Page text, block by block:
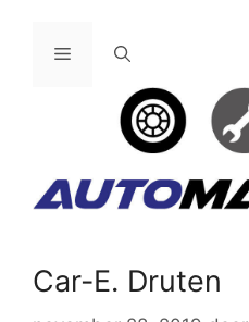
Menu
Car-E. Druten